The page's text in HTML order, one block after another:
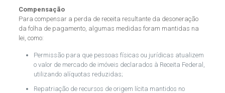
Compensação
Para compensar a perda de receita resultante da desoneração
da folha de pagamento, algumas medidas foram mantidas na
lei, como:
Permissão para que pessoas físicas ou jurídicas atualizem
o valor de mercado de imóveis declarados à Receita Federal,
utilizando alíquotas reduzidas;
Repatriação de recursos de origem lícita mantidos no